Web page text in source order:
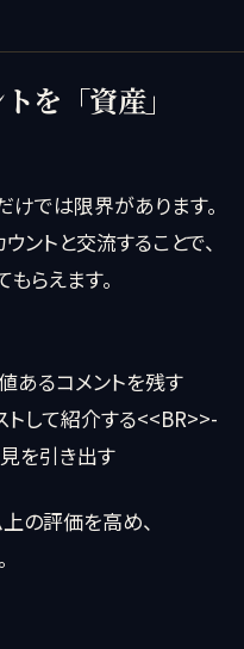
を「資産」
では限界があります。
ントと交流することで、
らえます。
あるコメントを残す
して紹介する<<BR>>-
を引き出す
の評価を高め、